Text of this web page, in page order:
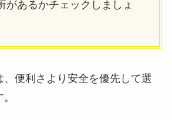
があるかチェックしましょ
便利さより安全を優先して選